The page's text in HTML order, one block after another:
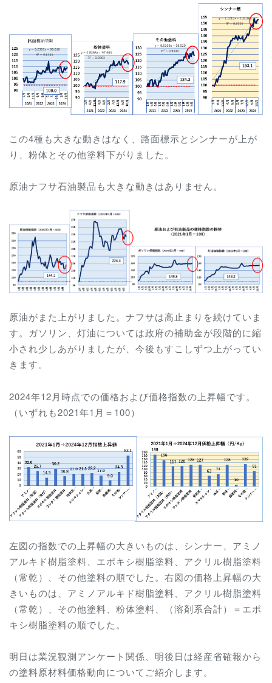
この4種も大きな動きはなく、路面標示とシンナーが上が
り、粉体とその他塗料下がりました。
原油ナフサ石油製品も大きな動きはありません。
原油がまた上がりました。ナフサは高止まりを続けていま
す。ガソリン、灯油については政府の補助金が段階的に縮
小され少しあがりましたが、今後もすこしずつ上がってい
きます。
2024年12月時点での価格および価格指数の上昇幅です。
（いずれも2021年1月＝100）
左図の指数での上昇幅の大きいものは、シンナー、アミノ
アルキド樹脂塗料、エポキシ樹脂塗料、 アクリル樹脂塗料
（常乾）、 その他塗料の順でした。右図の価格上昇幅の大
きいものは、 アミノアルキド樹脂塗料、 アクリル樹脂塗料
（常乾）、 その他塗料、粉体塗料、（溶剤系合計）＝エポ
キシ樹脂塗料の順でした。
明日は業況観測アンケート関係、明後日は経産省確報から
の塗料原材料価格動向についてご紹介します。